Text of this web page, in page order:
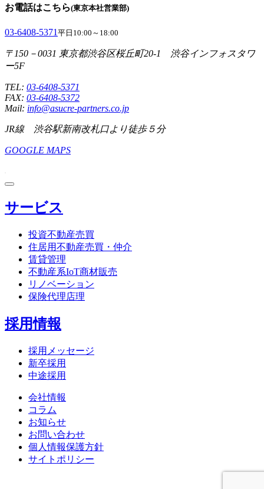
お電話はこちら(東京本社営業部)
03-6408-5371 平日10:00～18:00
〒150－0031 東京都渋谷区桜丘町20-1 渋谷インフォスタワ
ー5F
TEL: 03-6408-5371
FAX: 03-6408-5372
Mail: info@asucre-partners.co.jp
JR線 渋谷駅新南改札口より徒歩５分
GOOGLE MAPS
サービス
投資不動産売買
住居用不動産売買・仲介
賃貸管理
不動産系IoT商材販売
リノベーション
保険代理店理
採用情報
採用メッセージ
新卒採用
中途採用
会社情報
コラム
お知らせ
お問い合わせ
個人情報保護方針
サイトポリシー